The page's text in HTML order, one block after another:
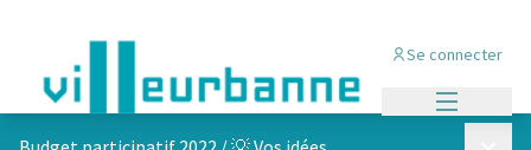
Se connecter